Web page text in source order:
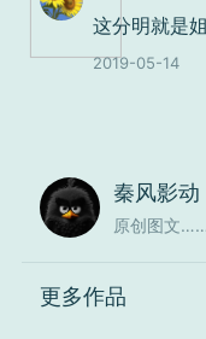
这分明就是
2019-05-14
秦风影动
原创图文……
更多作品